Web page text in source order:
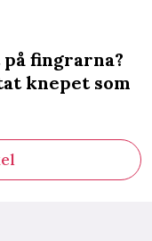
fingrarna?
knepet som